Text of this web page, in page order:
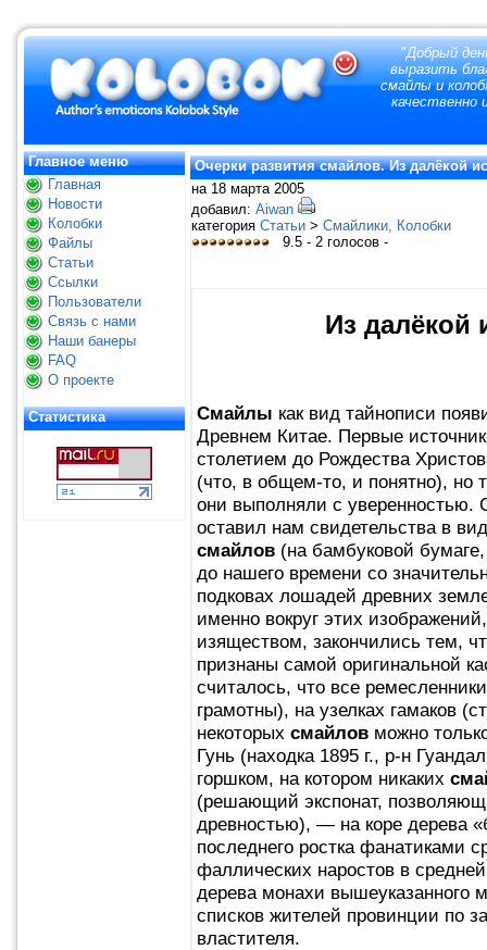
"Добрый
выразить
смайлы и
качественно
Главное меню
Главная
Новости
Колобки
Файлы
Статьи
Ссылки
Пользователи
Связь с нами
Наши банеры
FAQ
О проекте
Статистика
Очерки развития смайлов. Из далёкой
на 18 марта 2005
добавил: Aiwan
категория Статьи > Смайлики, Колобки
9.5 - 2 голосов -
Из далёкой
Смайлы как вид тайнописи
Древнем Китае. Первые
столетием до Рождества
(что, в общем-то, и понятно),
они выполняли c уверенностью.
оставил нам свидетельства в
смайлов (на бамбуковой
до нашего времени со
подковах лошадей древних
именно вокруг этих
изяществом, закончились тем,
признаны самой оригинальной
считалось, что все
грамотны), на узелках гамаков
некоторых смайлов можно
Гунь (находка 1895 г., р-н
горшком, на котором никаких
(решающий экспонат,
древностью), — на коре дерева
последнего ростка фанатиками
фаллических наростов в
дерева монахи вышеуказанного
списков жителей провинции по
властителя.